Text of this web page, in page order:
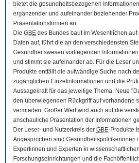
bietet die gesundheitsbezogenen
ergänzender und aufeinander beziehender
Präsentationsformen an.
Die GBE des Bundes baut im Wesentlichen
Daten auf, führt die an den verschiedensten
Gesundheitswesen vorliegenden
und stimmt sie aufeinander ab. Für die Leser
Produkte entfällt die aufwändige Suche nach
zugänglichen Einzelinformationen und die
Aussagekraft für das jeweilige Thema. Neue
den überwiegenden Rückgriff auf vorhandene
vermieden. Großer Wert wird auch auf die
anschauliche Präsentation der Informationen
Der Leser- und Nutzerkreis der GBE-Produkte
Angesprochen sind Gesundheitspolitikerinnen
Expertinnen und Experten in wissenschaftlichen
Forschungseinrichtungen und die